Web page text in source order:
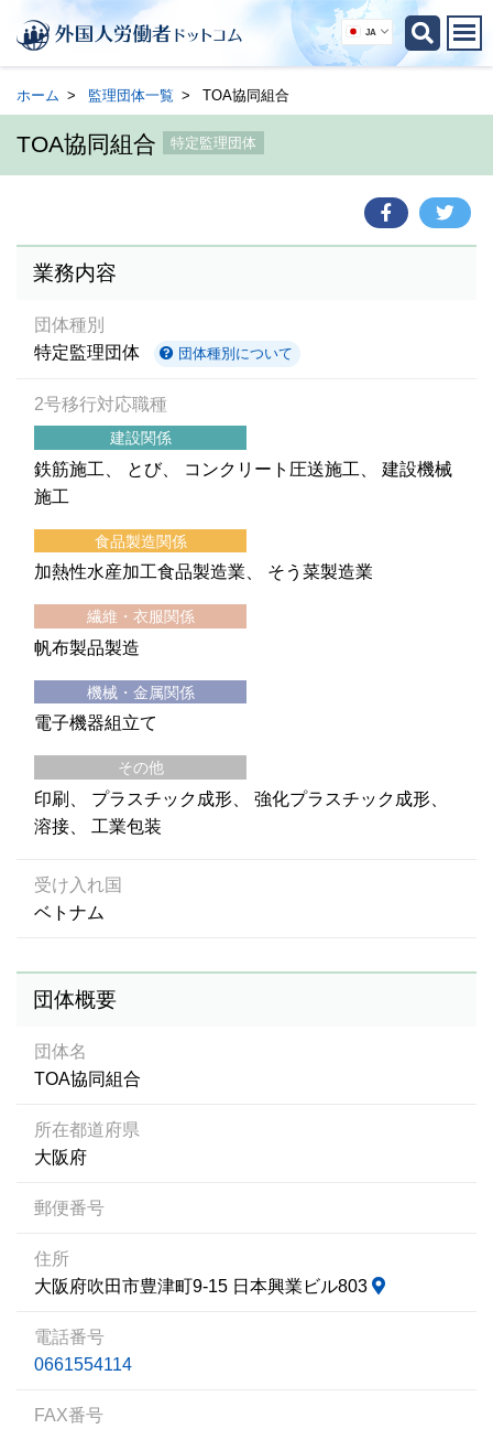
JA
ホーム 監理団体一覧 TOA協同組合
TOA協同組合 特定監理団体
業務内容
団体種別
特定監理団体
団体種別について
2号移行対応職種
建設関係
鉄筋施工 とび コンクリート圧送施工
建設機械
施工
食品製造関係
加熱性水産加工食品製造業 そう菜製造業
繊維・衣服関係
帆布製品製造
機械・金属関係
電子機器組立て
その他
印刷 プラスチック成形
強化プラスチック成形
溶接
工業包装
受け入れ国
ベトナム
団体概要
団体名
TOA協同組合
所在都道府県
大阪府
郵便番号
住所
大阪府吹田市豊津町9-15 日本興業ビル803
電話番号
0661554114
FAX番号